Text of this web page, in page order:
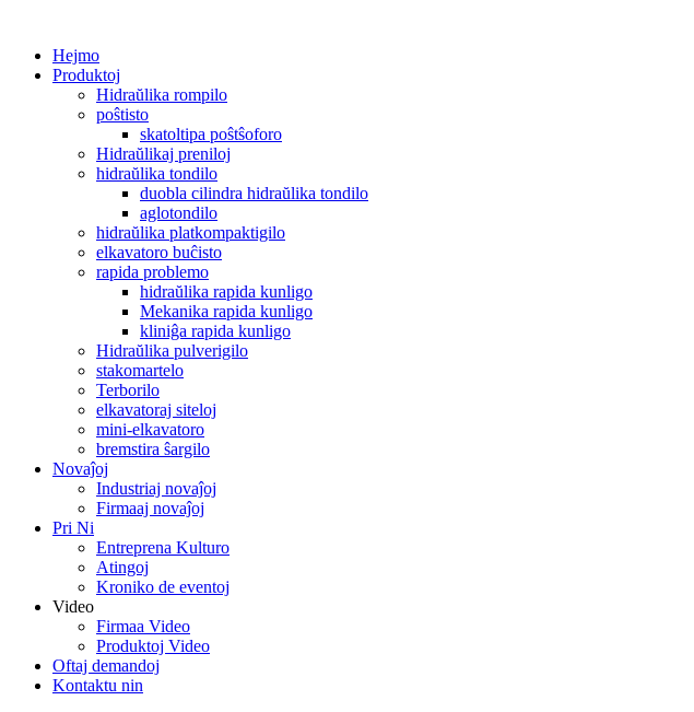
Hejmo
Produktoj
Hidraŭlika rompilo
poŝtisto
skatoltipa poŝtŝoforo
Hidraŭlikaj preniloj
hidraŭlika tondilo
duobla cilindra hidraŭlika tondilo
aglotondilo
hidraŭlika platkompaktigilo
elkavatoro buĉisto
rapida problemo
hidraŭlika rapida kunligo
Mekanika rapida kunligo
kliniĝa rapida kunligo
Hidraŭlika pulverigilo
stakomartelo
Terborilo
elkavatoraj siteloj
mini-elkavatoro
bremstira ŝargilo
Novaĵoj
Industriaj novaĵoj
Firmaaj novaĵoj
Pri Ni
Entreprena Kulturo
Atingoj
Kroniko de eventoj
Video
Firmaa Video
Produktoj Video
Oftaj demandoj
Kontaktu nin